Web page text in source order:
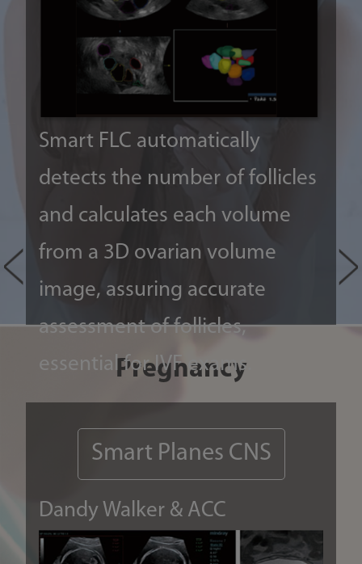
Smart FLC automatically
detects the number of follicles
and calculates each volume
from a 3D ovarian volume
image, assuring accurate
assessment of follicles,
essential for IVF exams.
Pregnancy
Smart Planes CNS
Dandy Walker & ACC